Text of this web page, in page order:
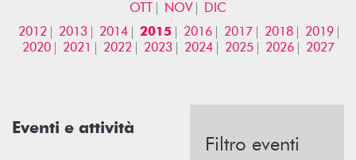
OTT
NOV
DIC
2012
2013 2014 2015 2016 2017 2018
2019
2020
2021 2022 2023 2024 2025 2026 2027
Eventi e attività
Filtro eventi